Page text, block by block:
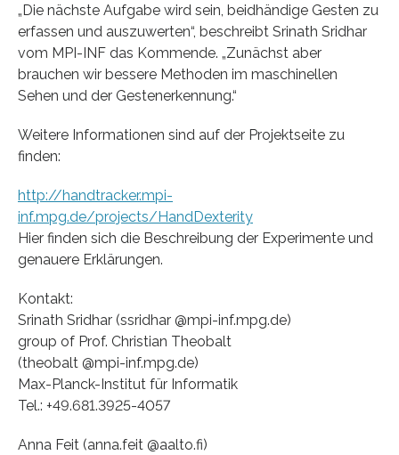
„Die nächste Aufgabe wird sein, beidhändige Gesten zu
erfassen und auszuwerten“, beschreibt Srinath Sridhar
vom MPI-INF das Kommende. „Zunächst aber
brauchen wir bessere Methoden im maschinellen
Sehen und der Gestenerkennung.“
Weitere Informationen sind auf der Projektseite zu
finden:
http://handtracker.mpi-
inf.mpg.de/projects/HandDexterity
Hier finden sich die Beschreibung der Experimente und
genauere Erklärungen.
Kontakt:
Srinath Sridhar (ssridhar @mpi-inf.mpg.de)
group of Prof. Christian Theobalt
(theobalt @mpi-inf.mpg.de)
Max-Planck-Institut für Informatik
Tel.: +49.681.3925-4057
Anna Feit (anna.feit @aalto.fi)